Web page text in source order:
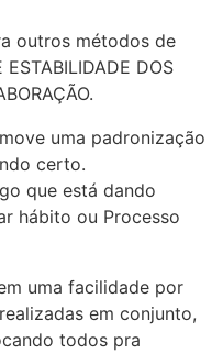
outros métodos de
DOS
uma padronização
certo.
que está dando
hábito ou Processo
uma facilidade por
em conjunto,
todos pra